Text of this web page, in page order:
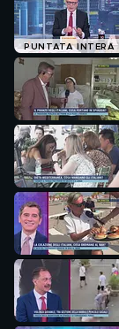
PUNTATA INTERA